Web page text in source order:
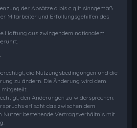
der Absätze a bis c gilt sinngemäß
Mitarbeiter und Erfüllungsgehilfen des
Haftung aus zwingendem nationalem
die Nutzungsbedingungen und die
zu ändern. Die Änderung wird dem
den Änderungen zu widersprechen.
erlischt das zwischen dem
Nutzer bestehende Vertragsverhältnis mit